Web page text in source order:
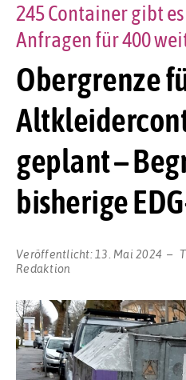
Obergrenze
geplant –
bisherige
245 Container gibt
Anfragen für 400
Veröffentlicht: 13. Mai 2024
Redaktion